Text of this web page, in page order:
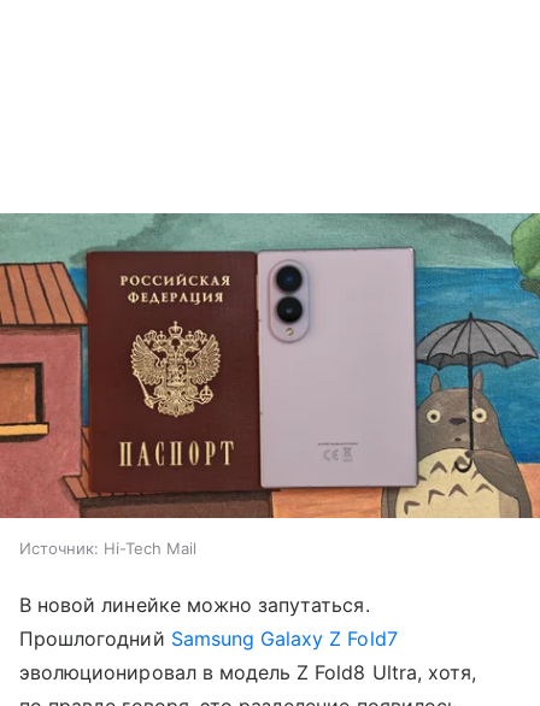
Источник: Hi-Tech Mail
В новой линейке можно запутаться.
Прошлогодний Samsung Galaxy Z Fold7
эволюционировал в модель Z Fold8 Ultra, хотя,